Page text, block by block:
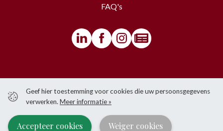
Geef hier toestemming voor cookies die uw persoonsgegevens
verwerken. Meer informatie »
Accepteer cookies Weiger cookies
FAQ's
gelden copyrights.
Het is niet toegestaan om iets over te nemen van de website zonder
voorafgaande schriftelijke toestemming van BourgondiëToerist.